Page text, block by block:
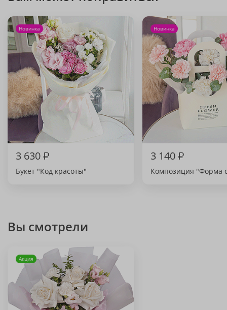
Новинка
3 630₽
Букет "Код красоты"
Новинка
3 140₽
Композиция "Форма
Вы смотрели
Акция